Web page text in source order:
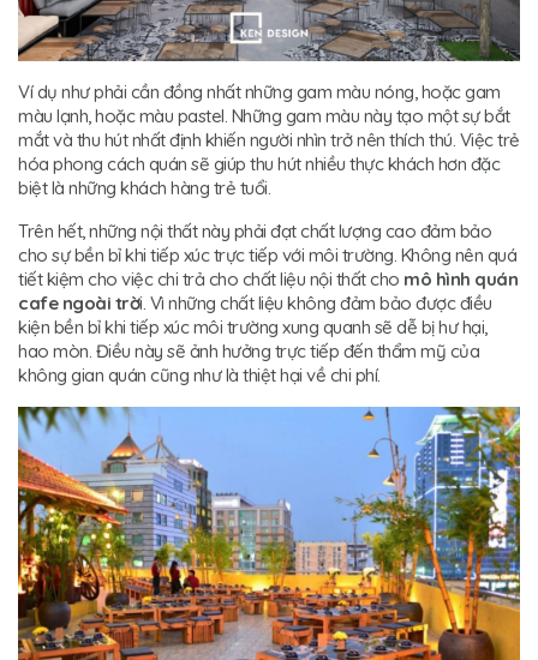
Ví dụ như phải cần đồng nhất những gam màu nóng, hoặc gam
màu lạnh, hoặc màu pastel. Những gam màu này tạo một sự bắt
mắt và thu hút nhất định khiến người nhìn trở nên thích thú. Việc trẻ
hóa phong cách quán sẽ giúp thu hút nhiều thực khách hơn đặc
biệt là những khách hàng trẻ tuổi.
Trên hết, những nội thất này phải đạt chất lượng cao đảm bảo
cho sự bền bỉ khi tiếp xúc trực tiếp với môi trường. Không nên quá
tiết kiệm cho việc chi trả cho chất liệu nội thất cho mô hình quán
cafe ngoài trời. Vì những chất liệu không đảm bảo được điều
kiện bền bỉ khi tiếp xúc môi trường xung quanh sẽ dễ bị hư hại,
hao mòn. Điều này sẽ ảnh hưởng trực tiếp đến thẩm mỹ của
không gian quán cũng như là thiệt hại về chi phí.